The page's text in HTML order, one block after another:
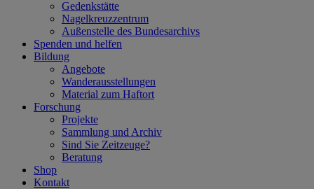
Gedenkstätte
Nagelkreuzzentrum
Außenstelle des Bundesarchivs
Spenden und helfen
Bildung
Angebote
Wanderausstellungen
Material zum Haftort
Forschung
Projekte
Sammlung und Archiv
Sind Sie Zeitzeuge?
Beratung
Shop
Kontakt